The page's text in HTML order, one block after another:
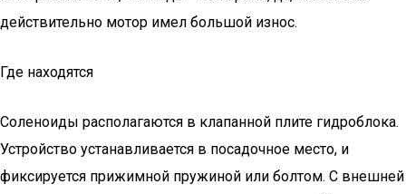
действительно мотор имел большой износ.
Где находятся
Соленоиды располагаются в клапанной плите гидроблока.
Устройство устанавливается в посадочное место, и
фиксируется прижимной пружиной или болтом. С внешней